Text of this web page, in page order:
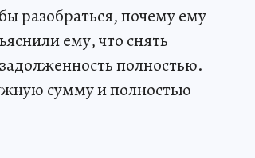
разобраться, почему ему
ему, что снять
полностью.
сумму и полностью